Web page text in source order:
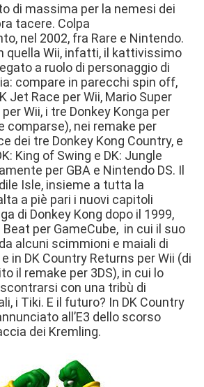
di massima per la nemesi dei
tacere. Colpa
nel 2002, fra Rare e Nintendo.
quella Wii, infatti, il kattivissimo
a ruolo di personaggio di
compare in parecchi spin off,
Jet Race per Wii, Mario Super
Wii, i tre Donkey Konga per
comparse), nei remake per
dei tre Donkey Kong Country, e
King of Swing e DK: Jungle
per GBA e Nintendo DS. Il
Isle, insieme a tutta la
a piè pari i nuovi capitoli
di Donkey Kong dopo il 1999,
Beat per GameCube, in cui il suo
alcuni scimmioni e maiali di
in DK Country Returns per Wii (di
il remake per 3DS), in cui lo
con una tribù di
i Tiki. E il futuro? In DK Country
all’E3 dello scorso
dei Kremling.